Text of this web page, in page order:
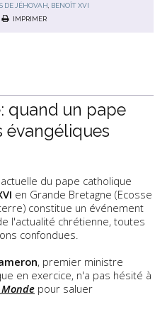
DE JÉHOVAH BENOÎT XVI
IMPRIMER
quand un pape
évangéliques
du pape catholique
en Grande Bretagne (Ecosse
constitue un événement
l'actualité chrétienne, toutes
confondues.
, premier ministre
en exercice, n'a pas hésité à
Monde pour saluer